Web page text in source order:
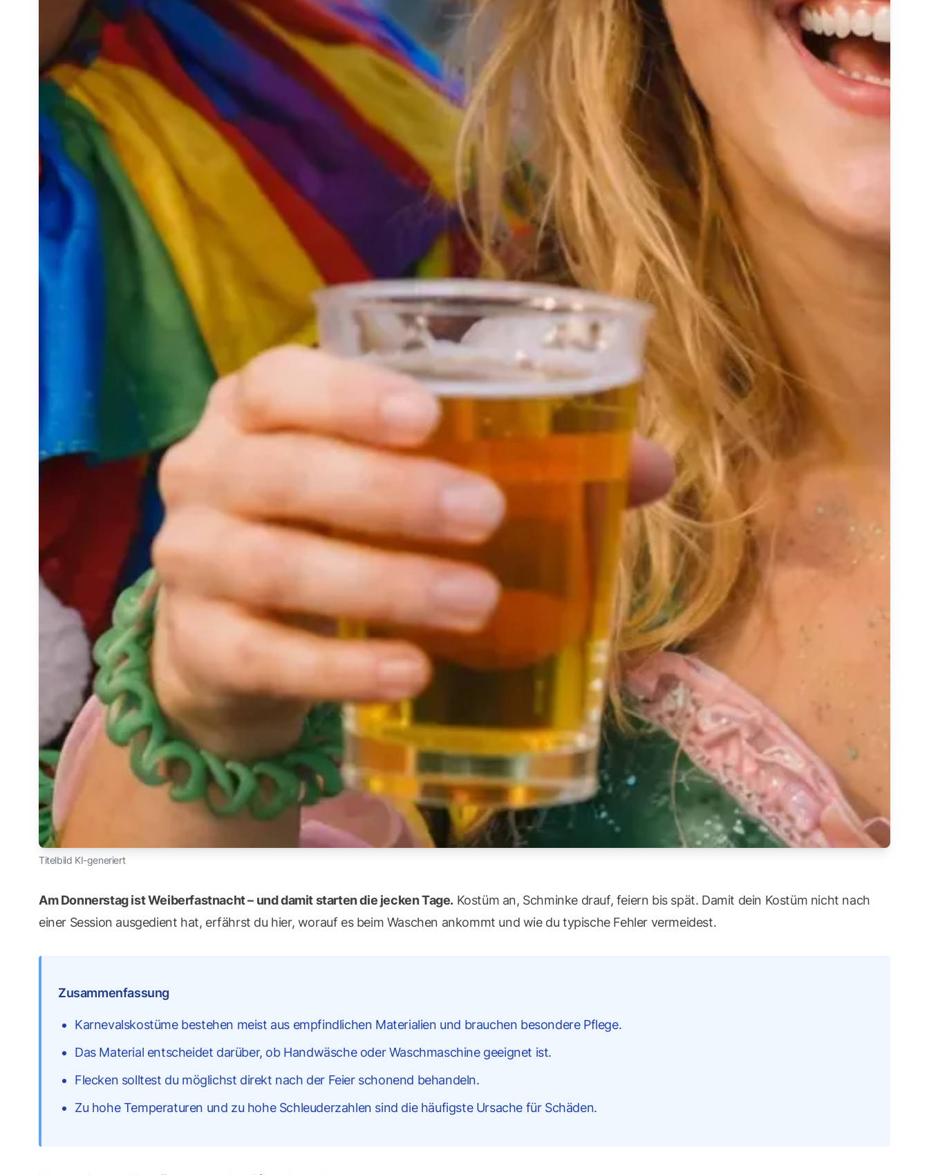
Titelbild KI-generiert
Am Donnerstag ist Weiberfastnacht – und damit starten die jecken Tage. Kostüm an, Schminke drauf, feiern bis spät. Damit dein Kostüm nicht nach
einer Session ausgedient hat, erfährst du hier, worauf es beim Waschen ankommt und wie du typische Fehler vermeidest.
Zusammenfassung
Karnevalskostüme bestehen meist aus empfindlichen Materialien und brauchen besondere Pflege.
Das Material entscheidet darüber, ob Handwäsche oder Waschmaschine geeignet ist.
Flecken solltest du möglichst direkt nach der Feier schonend behandeln.
Zu hohe Temperaturen und zu hohe Schleuderzahlen sind die häufigste Ursache für Schäden.